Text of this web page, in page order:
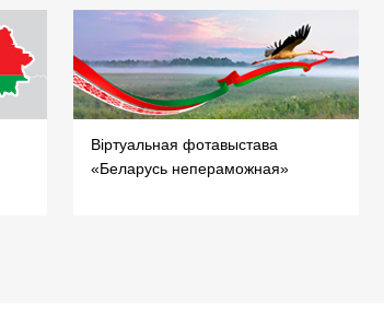
Віртуальная фотавыстава
«Беларусь непераможная»